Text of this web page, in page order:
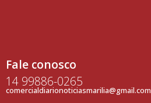
Fale conosco
14 99886-0265
comercialdiarionoticiasmarilia@gmail.com